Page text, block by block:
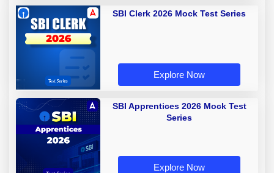
SBI Clerk 2026 Mock Test Series
Explore Now
SBI Apprentices 2026 Mock Test
Series
Explore Now